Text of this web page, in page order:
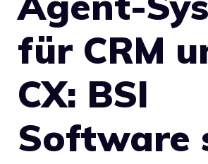
für CRM
CX: BSI
Software